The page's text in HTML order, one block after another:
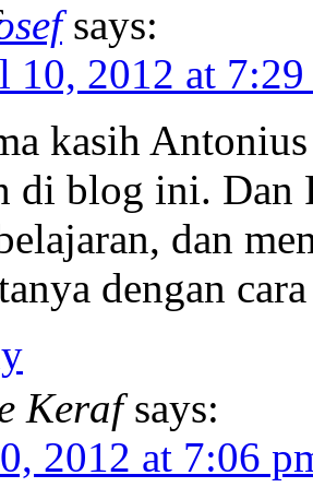
says:
10, 2012 at 7:29
kasih
di blog ini. Dan
dan
dengan
Keraf says:
2012 at 7:06